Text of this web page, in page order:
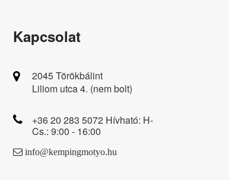
Kapcsolat
2045 Törökbálint
Liliom utca 4. (nem bolt)
+36 20 283 5072 Hívható: H-
Cs.: 9:00 - 16:00
info@kempingmotyo.hu